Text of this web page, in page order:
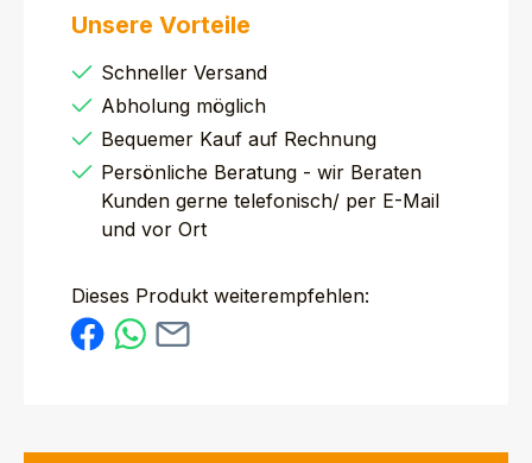
Unsere Vorteile
Schneller Versand
Abholung möglich
Bequemer Kauf auf Rechnung
Persönliche Beratung - wir Beraten
Kunden gerne telefonisch/ per E-Mail
und vor Ort
Dieses Produkt weiterempfehlen: